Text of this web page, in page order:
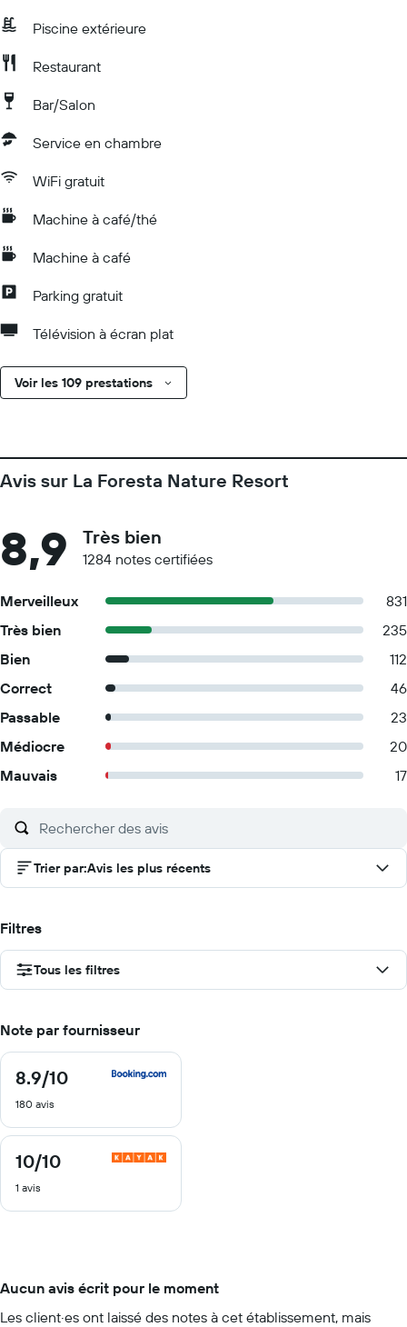
Piscine extérieure
Restaurant
Bar/Salon
Service en chambre
WiFi gratuit
Machine à café/thé
Machine à café
Parking gratuit
Télévision à écran plat
Voir les 109 prestations
Avis sur La Foresta Nature Resort
8,9 Très bien
1284 notes certifiées
Merveilleux
831
Très bien
235
Bien
112
Correct
46
Passable
23
Médiocre
20
Mauvais
17
Trier par:Avis les plus récents
Filtres
Tous les filtres
Note par fournisseur
8.9/10
8.9
10
180 avis
10/10
10
10
1 avis
Aucun avis écrit pour le moment
Les client·es ont laissé des notes à cet établissement, mais